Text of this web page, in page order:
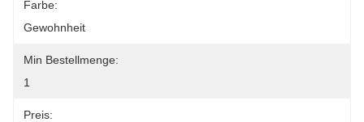
Farbe:
Gewohnheit
Min Bestellmenge:
1
Preis: